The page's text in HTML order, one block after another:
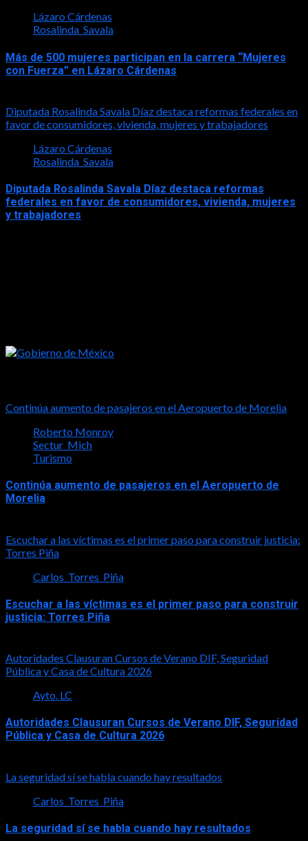
Lázaro Cárdenas
Rosalinda_Savala
Más de 500 mujeres participan en la carrera “Mujeres
con Fuerza” en Lázaro Cárdenas
Diputada Rosalinda Savala Díaz destaca reformas federales en
favor de consumidores, vivienda, mujeres y trabajadores
Lázaro Cárdenas
Rosalinda_Savala
Diputada Rosalinda Savala Díaz destaca reformas
federales en favor de consumidores, vivienda, mujeres
y trabajadores
Continúa aumento de pasajeros en el Aeropuerto de Morelia
Roberto Monroy
Sectur_Mich
Turismo
Continúa aumento de pasajeros en el Aeropuerto de
Morelia
Escuchar a las víctimas es el primer paso para construir justicia:
Torres Piña
Carlos_Torres_Piña
Escuchar a las víctimas es el primer paso para construir
justicia: Torres Piña
Autoridades Clausuran Cursos de Verano DIF, Seguridad
Pública y Casa de Cultura 2026
Ayto. LC
Autoridades Clausuran Cursos de Verano DIF, Seguridad
Pública y Casa de Cultura 2026
La seguridad sí se habla cuando hay resultados
Carlos_Torres_Piña
La seguridad sí se habla cuando hay resultados